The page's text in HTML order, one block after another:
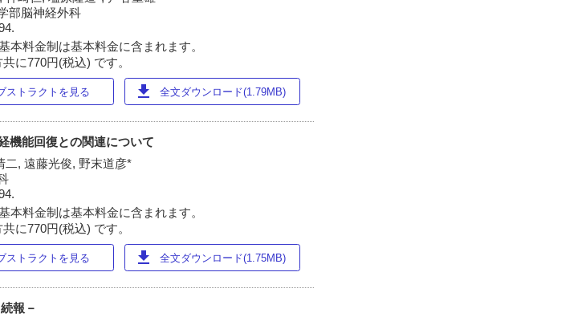
部脳神経外科
本料金制は基本料金に含まれます。
に770円(税込) です。
ストラクトを見る download 全文ダウンロード(1.79MB)
機能回復との関連について
二, 遠藤光俊, 野末道彦*
本料金制は基本料金に含まれます。
に770円(税込) です。
ストラクトを見る download 全文ダウンロード(1.75MB)
報－